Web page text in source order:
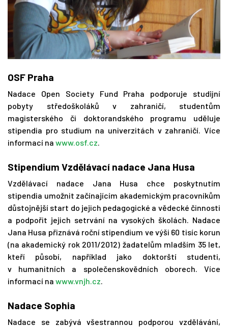
OSF Praha
Nadace Open Society Fund Praha podporuje studijní
pobyty středoškoláků v zahraničí, studentům
magisterského či doktorandského programu uděluje
stipendia pro studium na univerzitách v zahraničí. Více
informací na www.osf.cz.
Stipendium Vzdělávací nadace Jana Husa
Vzdělávací nadace Jana Husa chce poskytnutím
stipendia umožnit začínajícím akademickým pracovníkům
důstojnější start do jejich pedagogické a vědecké činnosti
a podpořit jejich setrvání na vysokých školách. Nadace
Jana Husa přiznává roční stipendium ve výši 60 tisíc korun
(na akademický rok 2011/2012) žadatelům mladším 35 let,
kteří působí, například jako doktorští studenti,
v humanitních a společenskovědních oborech. Více
informací na www.vnjh.cz.
Nadace Sophia
Nadace se zabývá všestrannou podporou vzdělávání,